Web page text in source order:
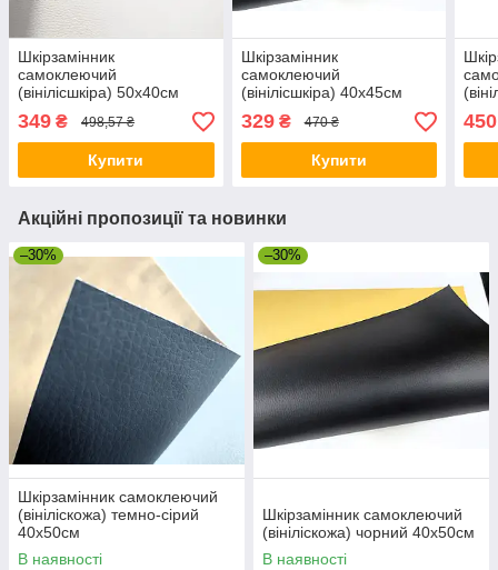
Шкірзамінник
самоклеючий
(вінілісшкіра) 50х40см
білий
349 ₴ 498,57 ₴
Купити
Шкірзамінник
самоклеючий
(вінілісшкіра) 40х45см
Чорний
329₴ 470 ₴
Купити
450
Акційні пропозиції та новинки
–30%
Шкірзамінник самоклеючий
(вініліскожа) темно-сірий
40х50см
В наявності
–30%
Шкірзамінник самоклеючий
(вініліскожа) чорний 40х50см
В наявності